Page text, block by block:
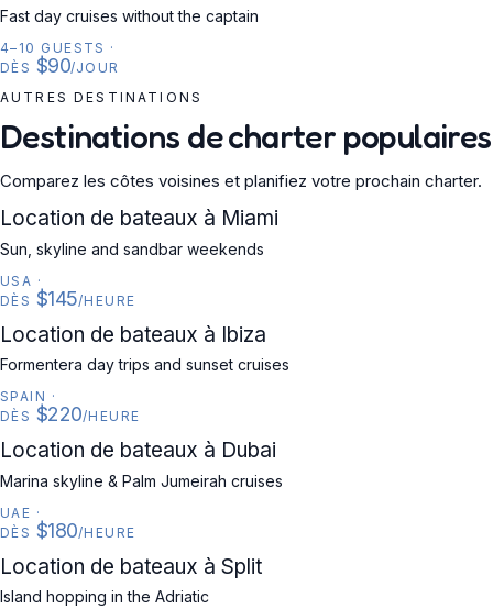
Fast day cruises without the captain
4–10 GUESTS ·
DÈS $90/JOUR
AUTRES DESTINATIONS
Destinations de charter populaires
Comparez les côtes voisines et planifiez votre prochain charter.
USA
Location de bateaux à Miami
Sun, skyline and sandbar weekends
USA ·
DÈS $145/HEURE
SPAIN
Location de bateaux à Ibiza
Formentera day trips and sunset cruises
SPAIN ·
DÈS $220/HEURE
UAE
Location de bateaux à Dubai
Marina skyline & Palm Jumeirah cruises
UAE ·
DÈS $180/HEURE
CROATIA
Location de bateaux à Split
Island hopping in the Adriatic